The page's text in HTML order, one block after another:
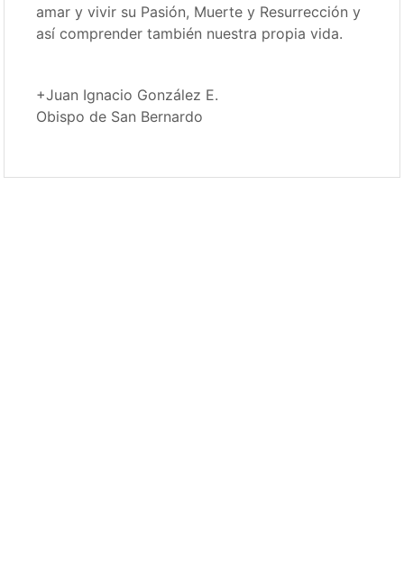
amar y vivir su Pasión, Muerte y Resurrección y
así comprender también nuestra propia vida.
+Juan Ignacio González E.
Obispo de San Bernardo